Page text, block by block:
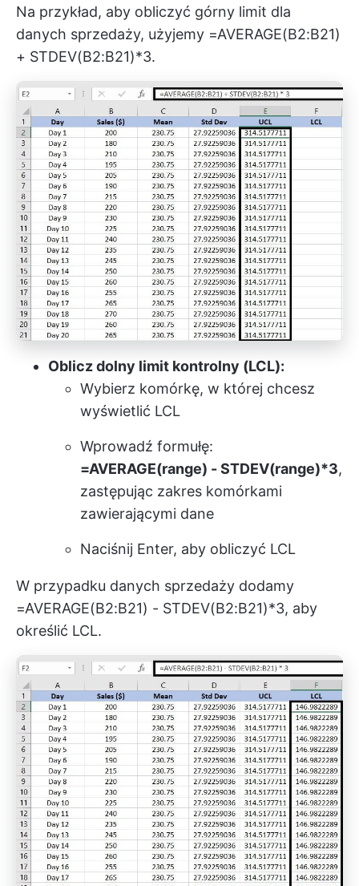
Na przykład, aby obliczyć górny limit dla
danych sprzedaży, użyjemy =AVERAGE(B2:B21)
+ STDEV(B2:B21)*3.
Oblicz dolny limit kontrolny (LCL):
Wybierz komórkę, w której chcesz
wyświetlić LCL
Wprowadź formułę:
=AVERAGE(range) - STDEV(range)*3,
zastępując zakres komórkami
zawierającymi dane
Naciśnij Enter, aby obliczyć LCL
W przypadku danych sprzedaży dodamy
=AVERAGE(B2:B21) - STDEV(B2:B21)*3, aby
określić LCL.